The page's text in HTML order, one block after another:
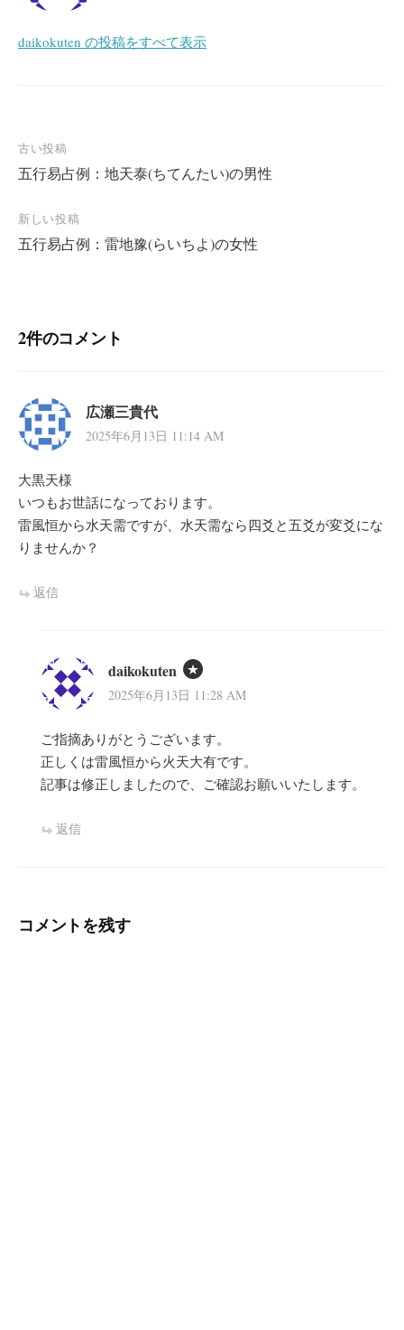
daikokuten の投稿をすべて表示
投
稿
ナ
ビ
ゲ
ョ
古い投稿
五行易占例：地天泰(ちてんたい)の男性
新しい投稿
五行易占例：雷地豫(らいちよ)の女性
2件のコメント
広瀬三貴代
2025年6月13日 11:14 AM
大黒天様
いつもお世話になっております。
雷風恒から水天需ですが、水天需なら四爻と五爻が変爻にな
りませんか？
返信
daikokuten
2025年6月13日 11:28 AM
ご指摘ありがとうございます。
正しくは雷風恒から火天大有です。
記事は修正しましたので、ご確認お願いいたします。
返信
コメントを残す